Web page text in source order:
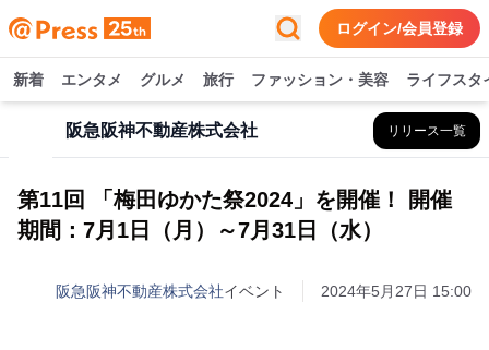
ログイン/会員登録
新着 エンタメ グルメ 旅行 ファッション・美容 ライフスタ
阪急阪神不動産株式会社 リリース一覧
第11回 「梅田ゆかた祭2024」を開催！ 開催
期間：7月1日（月）～7月31日（水）
阪急阪神不動産株式会社イベント 2024年5月27日 15:00